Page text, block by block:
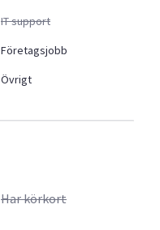
IT support
Företagsjobb
Övrigt
Har körkort